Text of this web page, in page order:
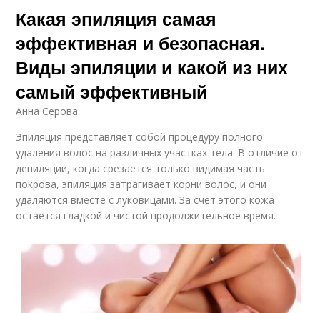
Какая эпиляция самая
эффективная и безопасная.
Виды эпиляции и какой из них
самый эффективный
Анна Серова
Эпиляция представляет собой процедуру полного
удаления волос на различных участках тела. В отличие от
депиляции, когда срезается только видимая часть
покрова, эпиляция затрагивает корни волос, и они
удаляются вместе с луковицами. За счет этого кожа
остается гладкой и чистой продолжительное время.